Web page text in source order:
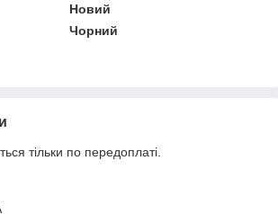
Новий
Чорний
тільки по передоплаті.